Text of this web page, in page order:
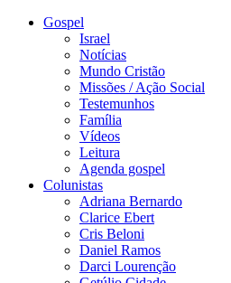
Gospel
Israel
Notícias
Mundo Cristão
Missões / Ação Social
Testemunhos
Família
Vídeos
Leitura
Agenda gospel
Colunistas
Adriana Bernardo
Clarice Ebert
Cris Beloni
Daniel Ramos
Darci Lourenção